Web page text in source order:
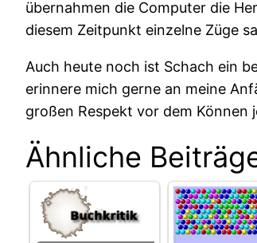
übernahmen die Computer die
diesem Zeitpunkt einzelne Züge
Auch heute noch ist Schach ein
erinnere mich gerne an meine
großen Respekt vor dem
Ähnliche